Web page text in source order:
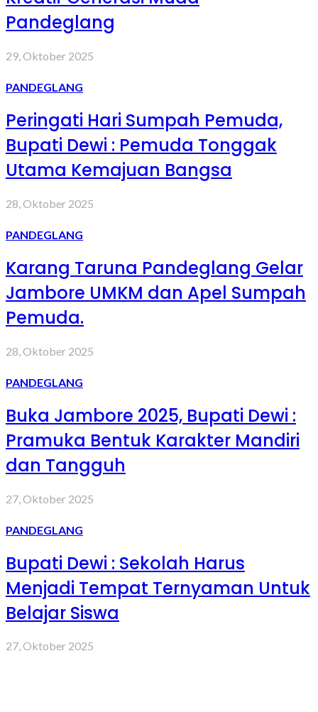
Pandeglang
29, Oktober 2025
PANDEGLANG
Peringati Hari Sumpah Pemuda,
Bupati Dewi : Pemuda Tonggak
Utama Kemajuan Bangsa
28, Oktober 2025
PANDEGLANG
Karang Taruna Pandeglang Gelar
Jambore UMKM dan Apel Sumpah
Pemuda.
28, Oktober 2025
PANDEGLANG
Buka Jambore 2025, Bupati Dewi :
Pramuka Bentuk Karakter Mandiri
dan Tangguh
27, Oktober 2025
PANDEGLANG
Bupati Dewi : Sekolah Harus
Menjadi Tempat Ternyaman Untuk
Belajar Siswa
27, Oktober 2025